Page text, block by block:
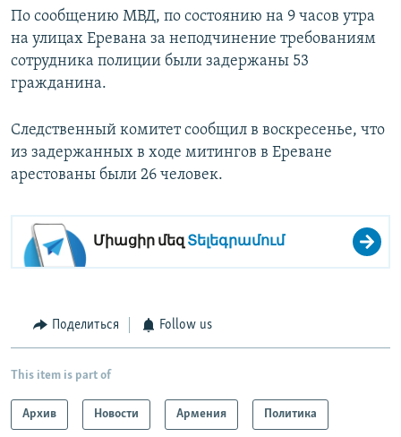
По сообщению МВД, по состоянию на 9 часов утра
на улицах Еревана за неподчинение требованиям
сотрудника полиции были задержаны 53
гражданина.
Следственный комитет сообщил в воскресенье, что
из задержанных в ходе митингов в Ереване
арестованы были 26 человек.
Միացիր մեզ Տելեգրամում
Поделиться Follow us
This item is part of
Архив Новости Армения Политика